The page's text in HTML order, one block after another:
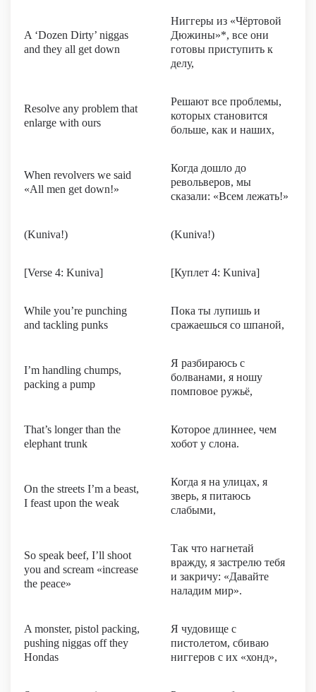
A ‘Dozen Dirty’ niggas
and they all get down
Ниггеры из «Чёртовой
Дюжины»*, все они
готовы приступить к
делу,
Resolve any problem that
enlarge with ours
Решают все проблемы,
которых становится
больше, как и наших,
When revolvers we said
«All men get down!»
Когда дошло до
револьверов, мы
сказали: «Всем лежать!»
(Kuniva!) (Kuniva!)
[Verse 4: Kuniva] [Куплет 4: Kuniva]
While you’re punching
and tackling punks
Пока ты лупишь и
сражаешься со шпаной,
I’m handling chumps,
packing a pump
Я разбираюсь с
болванами, я ношу
помповое ружьё,
That’s longer than the
elephant trunk
Которое длиннее, чем
хобот у слона.
On the streets I’m a beast,
I feast upon the weak
Когда я на улицах, я
зверь, я питаюсь
слабыми,
So speak beef, I’ll shoot
you and scream «increase
the peace»
Так что нагнетай
вражду, я застрелю тебя
и закричу: «Давайте
наладим мир».
A monster, pistol packing,
pushing niggas off they
Hondas
Я чудовище с
пистолетом, сбиваю
ниггеров с их «хонд»,